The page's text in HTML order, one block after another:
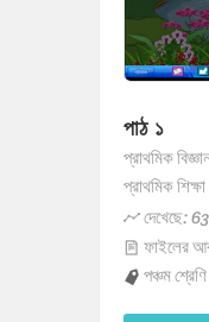
পাঠ ১
প্রাথমিক
প্রাথমিক শিক্ষা
দেখেছে:
ফাইলের
পঞ্চম শ্রেণি